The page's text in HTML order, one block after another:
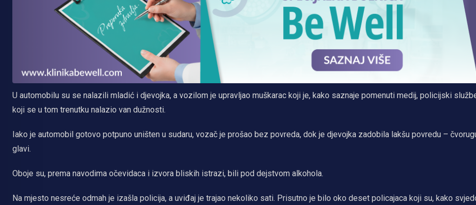
U automobilu su se nalazili mladić i djevojka, a vozilom je upravljao muškarac koji je, kako saznaje pomenuti medij, policijski
koji se u tom trenutku nalazio van dužnosti.
Iako je automobil gotovo potpuno uništen u sudaru, vozač je prošao bez povreda, dok je djevojka zadobila lakšu povredu –
glavi.
Oboje su, prema navodima očevidaca i izvora bliskih istrazi, bili pod dejstvom alkohola.
Na mjesto nesreće odmah je izašla policija, a uviđaj je trajao nekoliko sati. Prisutno je bilo oko deset policajaca koji su, kako